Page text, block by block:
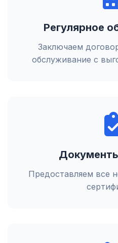
Регулярное
Заключаем
обслуживание с
Предоставляем все